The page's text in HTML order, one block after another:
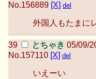
No.156889 [X] del
外国人もたまに
とちゃき 05/09/
No.157110 [X] del
いえーい